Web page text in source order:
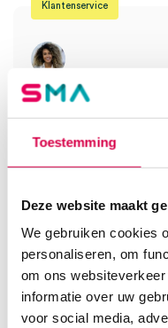
Toestemming
Deze website maakt
We gebruiken cookies
personaliseren, om
om ons
informatie over uw
voor social media,
Klantenservice
Heb je een
Anca helpt je!
08:30 tot 17:00
Bel Anca E-mail